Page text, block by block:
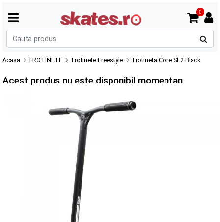
0
Acasa TROTINETE Trotinete Freestyle Trotineta Core SL2 Black
Acest produs nu este disponibil momentan